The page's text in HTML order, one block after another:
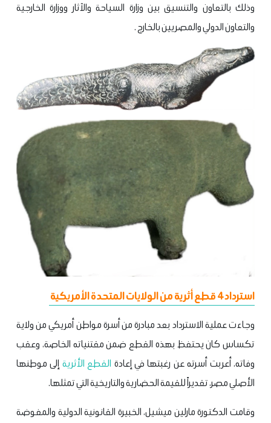
وذلك بالتعاون والتنسيق بين وزارة السياحة والآثار ووزارة الخارجية
والتعاون الدولي والمصريين بالخارج .
استرداد 4 قطع أثرية من الولايات المتحدة الأمريكية
وجاءت عملية الاسترداد بعد مبادرة من أسرة مواطن أمريكي من ولاية
تكساس كان يحتفظ بهذه القطع ضمن مقتنياته الخاصة، وعقب
وفاته، أعربت أسرته عن رغبتها في إعادة القطع الأثرية إلى موطنها
الأصلي مصر، تقديراً للقيمة الحضارية والتاريخية التي تمثلها.
وقامت الدكتورة مارلين ميشيل، الخبيرة القانونية الدولية والمفوضة